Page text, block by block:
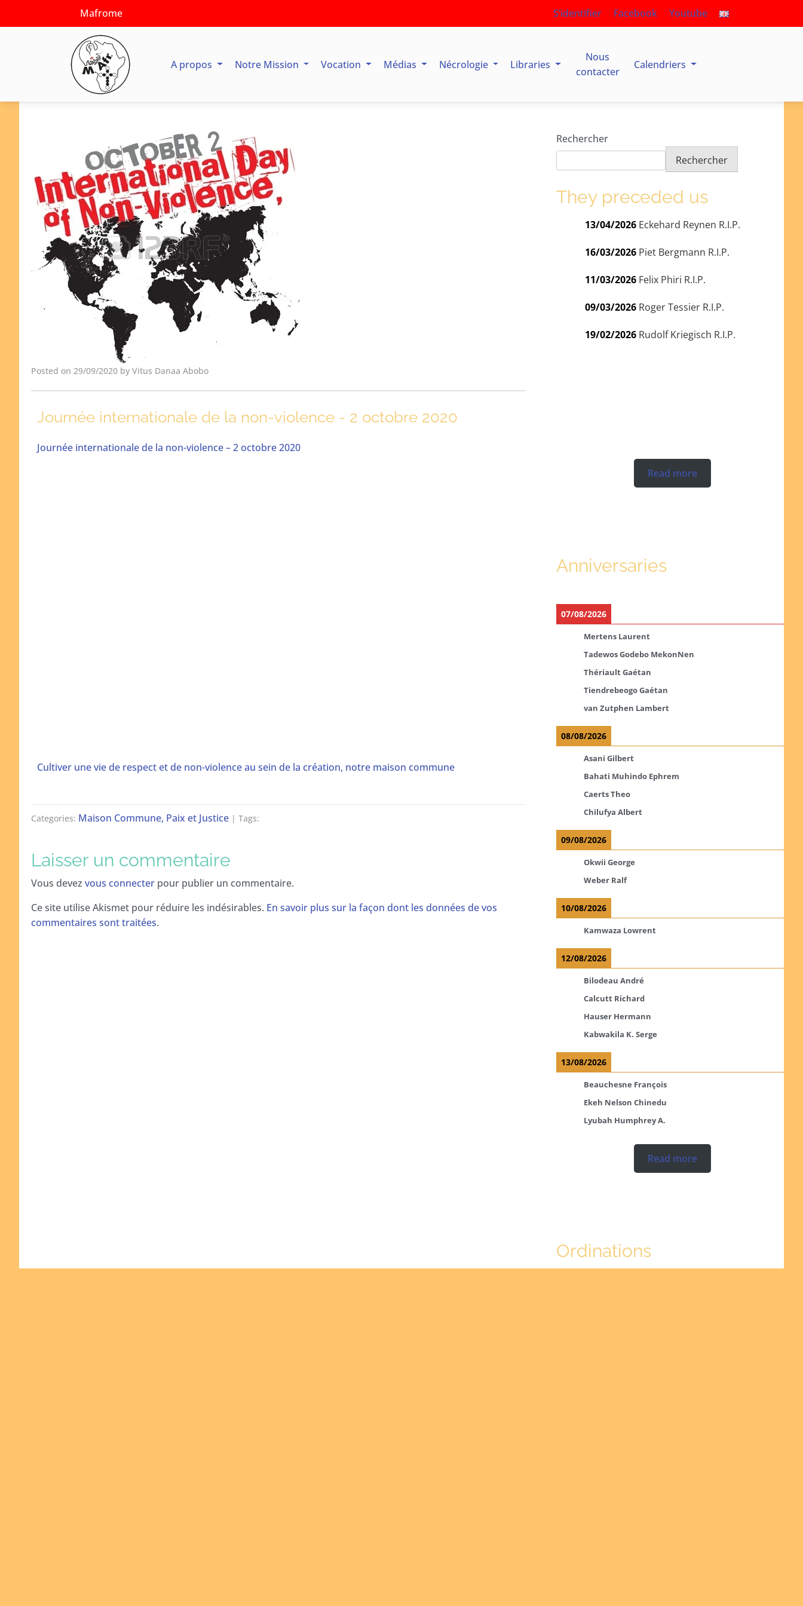
Mafrome S’identifier Facebook Youtube
A propos Notre Mission Vocation Médias Nécrologie Libraries
Nous
contacter
Calendriers
Posted on 29/09/2020 by Vitus Danaa Abobo
Journée internationale de la non-violence - 2 octobre 2020
Journée internationale de la non-violence – 2 octobre 2020
Cultiver une vie de respect et de non-violence au sein de la création, notre maison commune
Categories: Maison Commune, Paix et Justice | Tags:
Laisser un commentaire
Vous devez vous connecter pour publier un commentaire.
Ce site utilise Akismet pour réduire les indésirables. En savoir plus sur la façon dont les données de vos
commentaires sont traitées.
Rechercher
Rechercher
They preceded us
13/04/2026 Eckehard Reynen R.I.P.
16/03/2026 Piet Bergmann R.I.P.
11/03/2026 Felix Phiri R.I.P.
09/03/2026 Roger Tessier R.I.P.
19/02/2026 Rudolf Kriegisch R.I.P.
Read more
Anniversaries
07/08/2026
Mertens Laurent
Tadewos Godebo MekonNen
Thériault Gaétan
Tiendrebeogo Gaétan
van Zutphen Lambert
08/08/2026
Asani Gilbert
Bahati Muhindo Ephrem
Caerts Theo
Chilufya Albert
09/08/2026
Okwii George
Weber Ralf
10/08/2026
Kamwaza Lowrent
12/08/2026
Bilodeau André
Calcutt Richard
Hauser Hermann
Kabwakila K. Serge
13/08/2026
Beauchesne François
Ekeh Nelson Chinedu
Lyubah Humphrey A.
Read more
Ordinations